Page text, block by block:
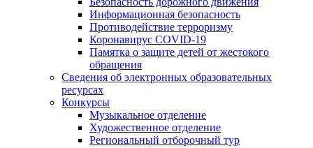
Информационная безопасность
Противодействие терроризму
Коронавирус COVID-19
Памятка о защите детей от жестокого
обращения
Сведения об электронных образовательных
ресурсах
Конкурсы
Музыкальное отделение
Художественное отделение
Региональный отборочный тур